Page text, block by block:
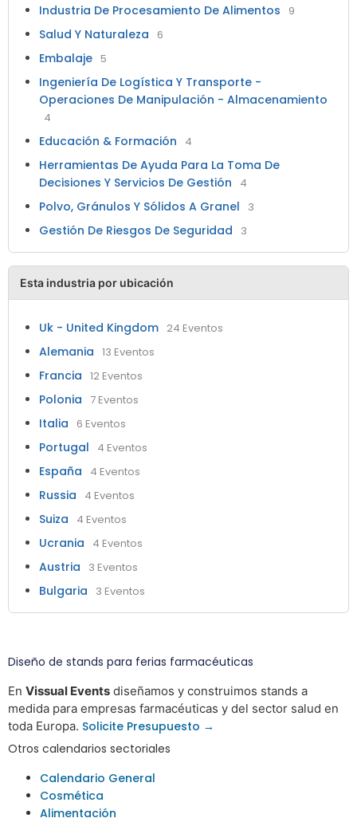
Industria De Procesamiento De Alimentos 9
Salud Y Naturaleza 6
Embalaje 5
Ingeniería De Logística Y Transporte -
Operaciones De Manipulación - Almacenamiento
4
Educación & Formación 4
Herramientas De Ayuda Para La Toma De
Decisiones Y Servicios De Gestión
4
Polvo, Gránulos Y Sólidos A Granel 3
Gestión De Riesgos De Seguridad 3
Esta industria por ubicación
Uk - United Kingdom 24 Eventos
Alemania 13 Eventos
Francia 12 Eventos
Polonia 7 Eventos
Italia 6 Eventos
Portugal 4 Eventos
España 4 Eventos
Russia 4 Eventos
Suiza 4 Eventos
Ucrania 4 Eventos
Austria 3 Eventos
Bulgaria 3 Eventos
Diseño de stands para ferias farmacéuticas
En Vissual Events diseñamos y construimos stands a
medida para empresas farmacéuticas y del sector salud en
toda Europa. Solicite Presupuesto →
Otros calendarios sectoriales
Calendario General
Cosmética
Alimentación